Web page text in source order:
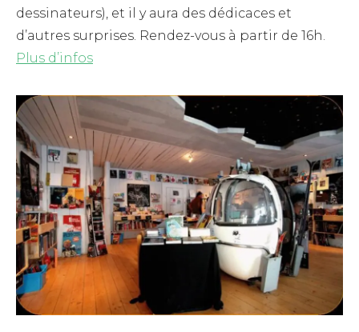
dessinateurs), et il y aura des dédicaces et
d’autres surprises. Rendez-vous à partir de 16h.
Plus d’infos